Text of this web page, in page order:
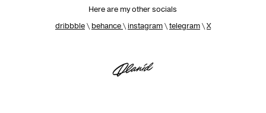
Here are my other socials
dribbble\ behance\ instagram\telegram\X